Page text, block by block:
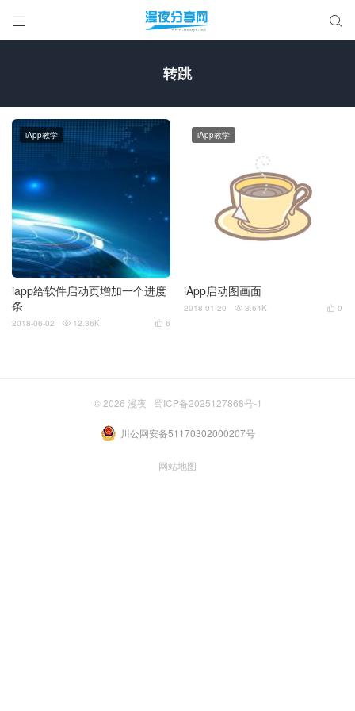
 
转跳
iapp给软件启动页增加一个进度
条
iApp教学
 6
2018-06-02  12.36K
iApp启动图画面
iApp教学
 0
2018-01-20  8.64K
© 2026 漫夜 蜀ICP备2025127868号-1
川公网安备51170302000207号
网站地图